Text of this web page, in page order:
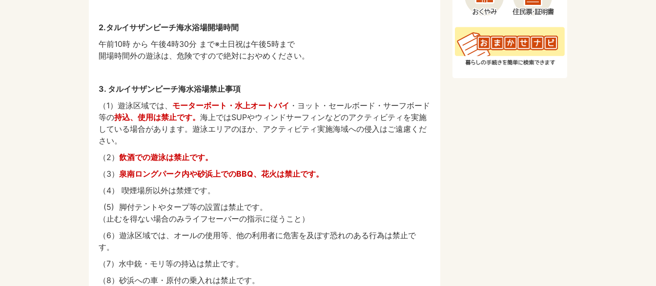
2.タルイサザンビーチ海水浴場開場時間
午前10時 から 午後4時30分 まで※土日祝は午後5時まで
開場時間外の遊泳は、危険ですので絶対におやめください。
3. タルイサザンビーチ海水浴場禁止事項
（1）遊泳区域では、 モーターボート・水上オートバイ ・ヨット・セールボード・サーフボード
等の持込、使用は禁止です。 海上ではSUPやウィンドサーフィンなどのアクティビティを実施
している場合があります。遊泳エリアのほか、アクティビティ実施海域への侵入はご遠慮くだ
さい。
（2） 飲酒での遊泳は禁止です。
（3） 泉南ロングパーク内や砂浜上でのBBQ、花火は禁止です。
（4） 喫煙場所以外は禁煙です。
(5) 脚付テントやタープ等の設置は禁止です。
（止むを得ない場合のみライフセーバーの指示に従うこと）
（6）遊泳区域では、オールの使用等、他の利用者に危害を及ぼす恐れのある行為は禁止で
す。
（7）水中銃・モリ等の持込は禁止です。
（8）砂浜への車・原付の乗入れは禁止です。